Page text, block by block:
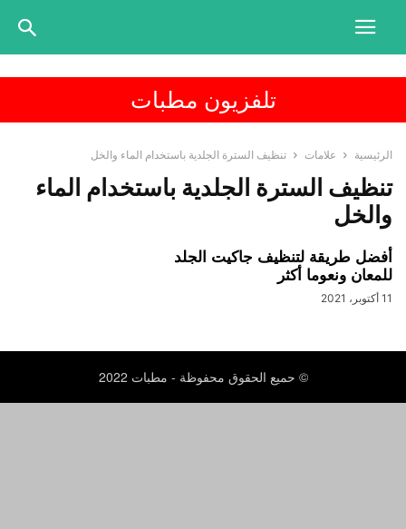
تلفزيون مطبات
الرئيسية علامات تنظيف السترة الجلدية باستخدام الماء والخل
تنظيف السترة الجلدية باستخدام الماء
والخل
أفضل طريقة لتنظيف جاكيت الجلد
للمعان ونعوما أكثر
11 أكتوبر، 2021
© حميع الحقوق محفوظة - مطبات 2022